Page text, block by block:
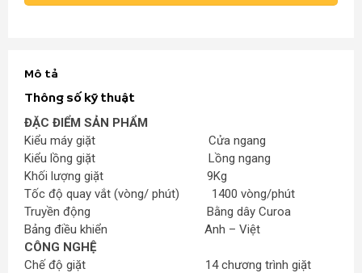
Mô tả
Thông số kỹ thuật
ĐẶC ĐIỂM SẢN PHẨM
Kiểu máy giặt Cửa ngang
Kiểu lồng giặt Lồng ngang
Khối lượng giặt 9Kg
Tốc độ quay vắt (vòng/ phút) 1400 vòng/phút
Truyền động Bằng dây Curoa
Bảng điều khiển Anh – Việt
CÔNG NGHỆ
Chế độ giặt 14 chương trình giặt